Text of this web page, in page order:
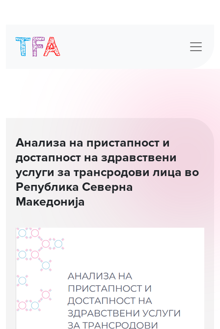
Анализа на пристапност и
достапност на здравствени
услуги за трансродови лица во
Република Северна
Mакедонија